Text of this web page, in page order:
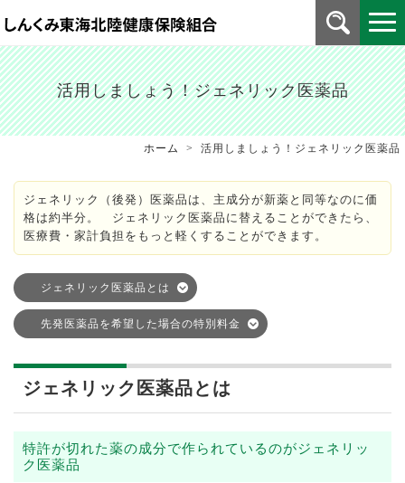
ホーム > 活用しましょう！ジェネリック医薬品
活用しましょう！ジェネリック医薬品
ジェネリック（後発）医薬品は、主成分が新薬と同等なのに価
格は約半分。 ジェネリック医薬品に替えることができたら、
医療費・家計負担をもっと軽くすることができます。
ジェネリック医薬品とは
先発医薬品を希望した場合の特別料金
ジェネリック医薬品とは
特許が切れた薬の成分で作られているのがジェネリッ
ク医薬品